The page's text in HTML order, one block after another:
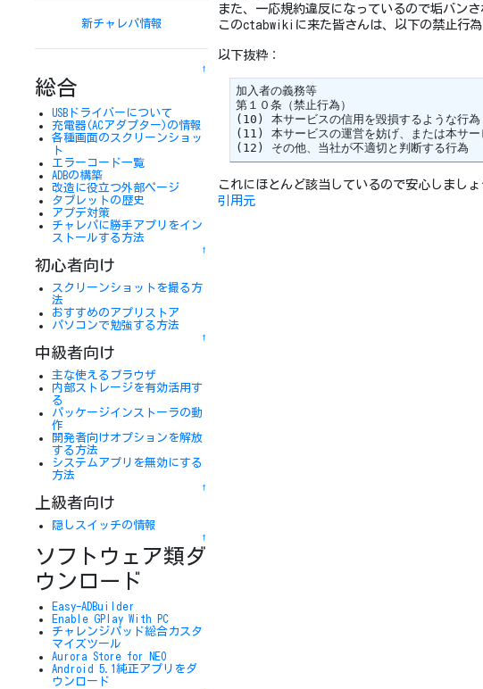
また、一応規約違反になっているので垢バン
このctabwikiに来た皆さんは、以下の禁止行
以下抜粋：
加入者の義務等
第１０条（禁止行為）
(10) 本サービスの信用を毀損するような行為
(11) 本サービスの運営を妨げ、または本サー
(12) その他、当社が不適切と判断する行為
これにほとんど該当しているので安心しましょ
引用元
新チャレパ情報
↑
総合
USBドライバーについて
充電器(ACアダプター)の情報
各種画面のスクリーンショッ
ト
エラーコード一覧
ADBの構築
改造に役立つ外部ページ
タブレットの歴史
アプデ対策
チャレパに勝手アプリをイン
ストールする方法
↑
初心者向け
スクリーンショットを撮る方
法
おすすめのアプリストア
パソコンで勉強する方法
↑
中級者向け
主な使えるブラウザ
内部ストレージを有効活用す
る
パッケージインストーラの動
作
開発者向けオプションを解放
する方法
システムアプリを無効にする
方法
↑
上級者向け
隠しスイッチの情報
↑
ソフトウェア類ダ
ウンロード
Easy-ADBuilder
Enable GPlay With PC
チャレンジパッド総合カスタ
マイズツール
Aurora Store for NEO
Android 5.1純正アプリをダ
ウンロード